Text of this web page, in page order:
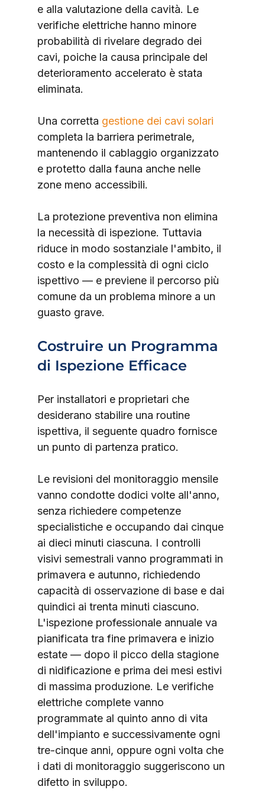
e alla valutazione della cavità. Le
verifiche elettriche hanno minore
probabilità di rivelare degrado dei
cavi, poiche la causa principale del
deterioramento accelerato è stata
eliminata.
Una corretta gestione dei cavi solari
completa la barriera perimetrale,
mantenendo il cablaggio organizzato
e protetto dalla fauna anche nelle
zone meno accessibili.
La protezione preventiva non elimina
la necessità di ispezione. Tuttavia
riduce in modo sostanziale l'ambito, il
costo e la complessità di ogni ciclo
ispettivo — e previene il percorso più
comune da un problema minore a un
guasto grave.
Costruire un Programma
di Ispezione Efficace
Per installatori e proprietari che
desiderano stabilire una routine
ispettiva, il seguente quadro fornisce
un punto di partenza pratico.
Le revisioni del monitoraggio mensile
vanno condotte dodici volte all'anno,
senza richiedere competenze
specialistiche e occupando dai cinque
ai dieci minuti ciascuna. I controlli
visivi semestrali vanno programmati in
primavera e autunno, richiedendo
capacità di osservazione di base e dai
quindici ai trenta minuti ciascuno.
L'ispezione professionale annuale va
pianificata tra fine primavera e inizio
estate — dopo il picco della stagione
di nidificazione e prima dei mesi estivi
di massima produzione. Le verifiche
elettriche complete vanno
programmate al quinto anno di vita
dell'impianto e successivamente ogni
tre-cinque anni, oppure ogni volta che
i dati di monitoraggio suggeriscono un
difetto in sviluppo.